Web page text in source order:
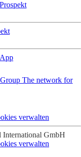
App
The network for
verwalten
GmbH
verwalten